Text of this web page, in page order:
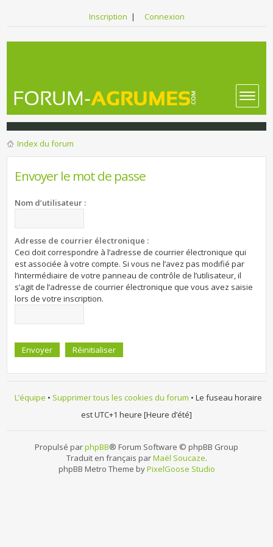
Inscription | Connexion
Index du forum
Envoyer le mot de passe
Nom d’utilisateur :
Adresse de courrier électronique :
Ceci doit correspondre à l’adresse de courrier électronique qui
est associée à votre compte. Si vous ne l’avez pas modifié par
l’intermédiaire de votre panneau de contrôle de l’utilisateur, il
s’agit de l’adresse de courrier électronique que vous avez saisie
lors de votre inscription.
L’équipe • Supprimer tous les cookies du forum • Le fuseau horaire
est UTC+1 heure [Heure d’été]
Propulsé parphpBB® Forum Software © phpBB Group
Traduit en français parMaël Soucaze.
phpBB Metro Theme byPixelGoose Studio